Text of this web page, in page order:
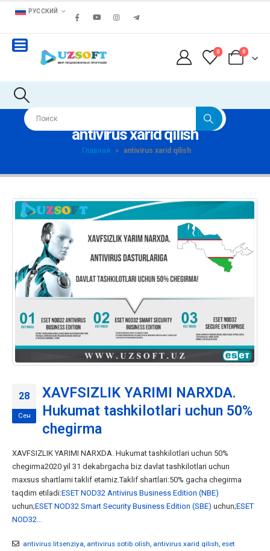
РУССКИЙ
0 0
antivirus xarid qilish
Главная » antivirus xarid qilish
28
Сен
XAVFSIZLIK YARIMI NARXDA.
Hukumat tashkilotlari uchun 50%
chegirma
XAVFSIZLIK YARIMI NARXDA. Hukumat tashkilotlari uchun 50%
chegirma2020 yil 31 dekabrgacha biz davlat tashkilotlari uchun
maxsus shartlarni taklif etamiz.Taklif shartlari:50% gacha chegirma
taqdim etiladi:ESET NOD32 Antivirus Business Edition (NBE)
uchun;ESET NOD32 Smart Security Business Edition (SBE) uchun;ESET
NOD32...
antivirus litsenziya, antivirus sotib olish, antivirus xarid qilish, eset